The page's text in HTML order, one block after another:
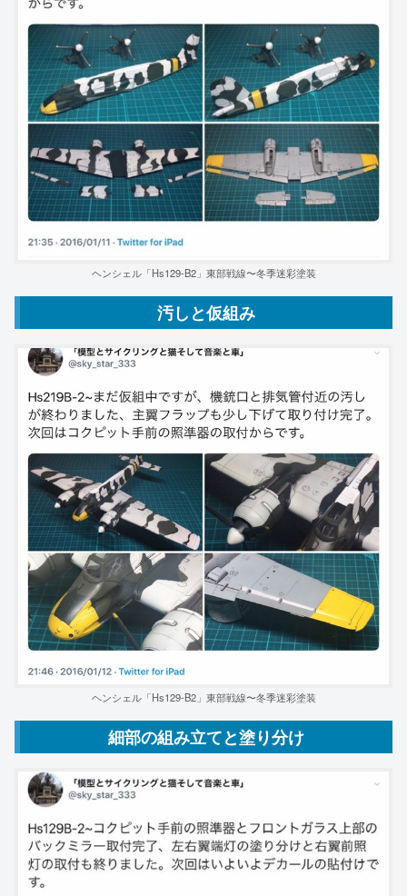
ヘンシェル「Hs129-B2」東部戦線〜冬季迷彩塗装
汚しと仮組み
ヘンシェル「Hs129-B2」東部戦線〜冬季迷彩塗装
細部の組み立てと塗り分け